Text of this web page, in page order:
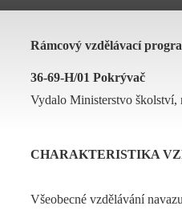
Rámcový vzdělávací
36-69-H/01 Pokrývač
Vydalo Ministerstvo školství,
CHARAKTERISTIKA
Všeobecné vzdělávání